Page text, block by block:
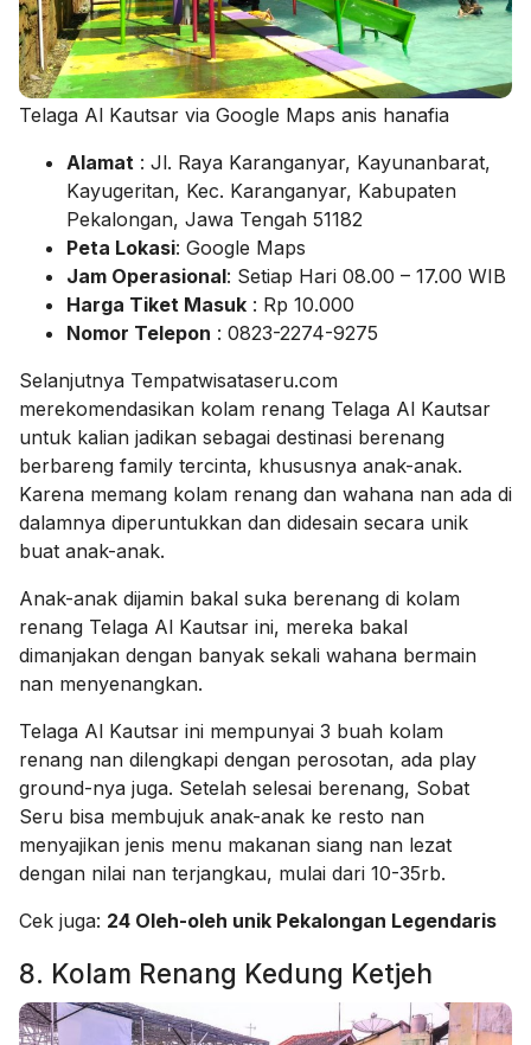
Telaga Al Kautsar via Google Maps anis hanafia
Alamat : Jl. Raya Karanganyar, Kayunanbarat,
Kayugeritan, Kec. Karanganyar, Kabupaten
Pekalongan, Jawa Tengah 51182
Peta Lokasi: Google Maps
Jam Operasional: Setiap Hari 08.00 – 17.00 WIB
Harga Tiket Masuk : Rp 10.000
Nomor Telepon : 0823-2274-9275
Selanjutnya Tempatwisataseru.com
merekomendasikan kolam renang Telaga Al Kautsar
untuk kalian jadikan sebagai destinasi berenang
berbareng family tercinta, khususnya anak-anak.
Karena memang kolam renang dan wahana nan ada di
dalamnya diperuntukkan dan didesain secara unik
buat anak-anak.
Anak-anak dijamin bakal suka berenang di kolam
renang Telaga Al Kautsar ini, mereka bakal
dimanjakan dengan banyak sekali wahana bermain
nan menyenangkan.
Telaga Al Kautsar ini mempunyai 3 buah kolam
renang nan dilengkapi dengan perosotan, ada play
ground-nya juga. Setelah selesai berenang, Sobat
Seru bisa membujuk anak-anak ke resto nan
menyajikan jenis menu makanan siang nan lezat
dengan nilai nan terjangkau, mulai dari 10-35rb.
Cek juga: 24 Oleh-oleh unik Pekalongan Legendaris
8. Kolam Renang Kedung Ketjeh